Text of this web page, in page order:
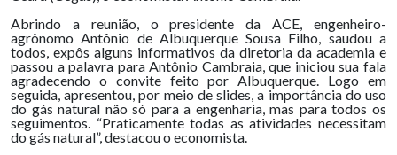
Abrindo a reunião, o presidente da ACE, engenheiro-
agrônomo Antônio de Albuquerque Sousa Filho, saudou a
todos, expôs alguns informativos da diretoria da academia e
passou a palavra para Antônio Cambraia, que iniciou sua fala
agradecendo o convite feito por Albuquerque. Logo em
seguida, apresentou, por meio de slides, a importância do uso
do gás natural não só para a engenharia, mas para todos os
seguimentos. “Praticamente todas as atividades necessitam
do gás natural”, destacou o economista.